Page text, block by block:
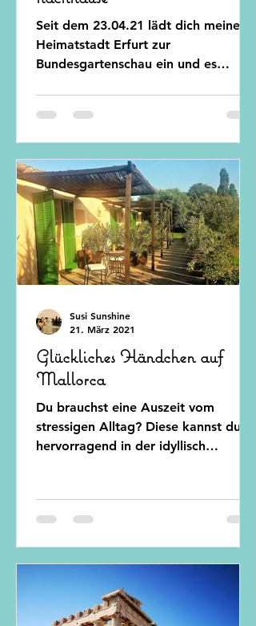
Seit dem 23.04.21 lädt dich meine
Heimatstadt Erfurt zur
Bundesgartenschau ein und es
Glückliches Händchen auf
Mallorca
Du brauchst eine Auszeit vom
stressigen Alltag? Diese kannst du
hervorragend in der idyllisch
Susi Sunshine
21. März 2021